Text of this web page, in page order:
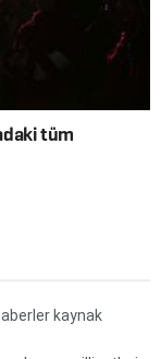
tüm
kaynak